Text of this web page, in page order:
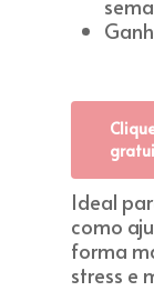
Ideal
como
forma
stress e